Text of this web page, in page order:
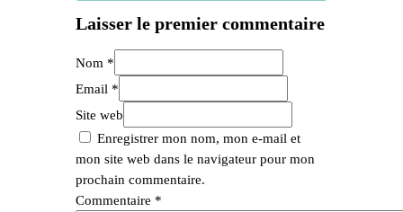
Laisser le premier commentaire
Nom *
Email *
Site web
Enregistrer mon nom, mon e-mail et
mon site web dans le navigateur pour mon
prochain commentaire.
Commentaire *